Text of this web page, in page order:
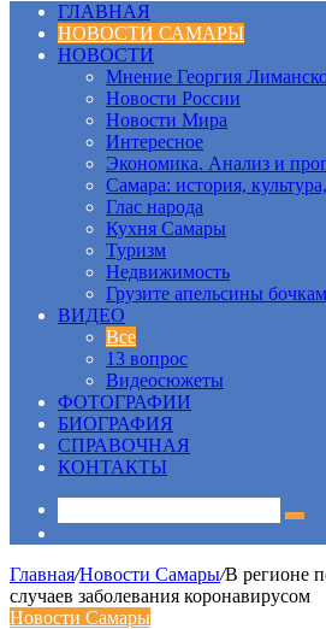
ГЛАВНАЯ
НОВОСТИ САМАРЫ
НОВОСТИ
Мнение Георгия
Новости России
Новости Мира
Интересное
Экономика. Анализ и
Самара: история,
Глас народа
Кухня Самары
Туризм
Недвижимость
Грузите апельсины
ВИДЕО
Все
13 вопрос
Видеосюжеты
ФОТОГРАФИИ
БИОГРАФИЯ
СПРАВОЧНАЯ
КОНТАКТЫ
Главная/Новости Самары/В регионе
случаев заболевания коронавирусом
Новости Самары